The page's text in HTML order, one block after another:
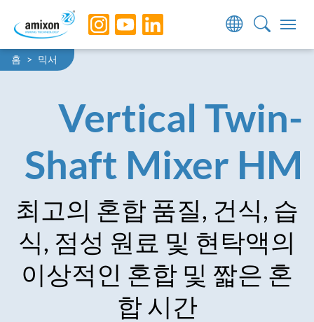
Skip to main navigation
Skip to main content
Skip to page footer
You are here:
홈 믹서
Vertical Twin-
Shaft Mixer HM
최고의 혼합 품질, 건식, 습
식, 점성 원료 및 현탁액의
이상적인 혼합 및 짧은 혼
합 시간